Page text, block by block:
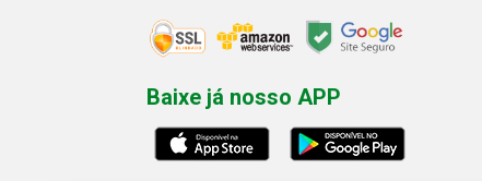
Baixe já nosso APP